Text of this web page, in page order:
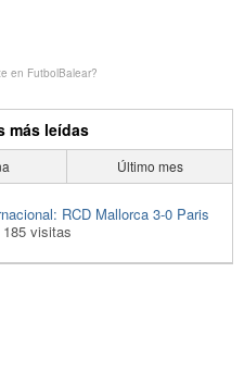
en FutbolBalear?
más leídas
Último mes
RCD Mallorca 3-0 Paris
185 visitas